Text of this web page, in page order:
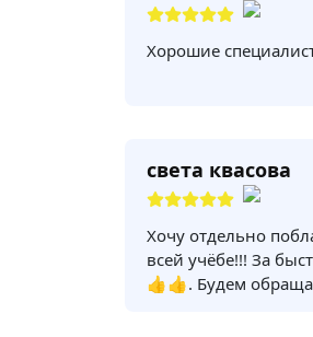
Хорошие
света квасова
Хочу отдельно
всей учёбе!!! За
👍👍. Будем